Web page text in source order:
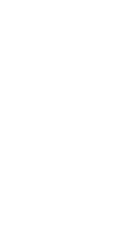
Curso:
Curso:
Curso:
Curso:
Curso: